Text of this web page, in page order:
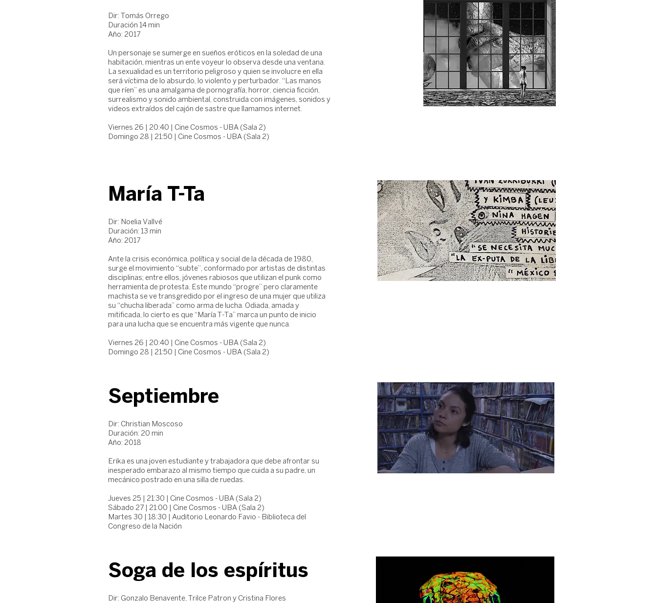
Dir: Tomás Orrego
Duración 14 min
Año: 2017
Un personaje se sumerge en sueños eróticos en la soledad de una
habitación, mientras un ente voyeur lo observa desde una ventana.
La sexualidad es un territorio peligroso y quien se involucre en ella
será víctima de lo absurdo, lo violento y perturbador. “Las manos
que ríen” es una amalgama de pornografía, horror, ciencia ficción,
surrealismo y sonido ambiental, construida con imágenes, sonidos y
videos extraídos del cajón de sastre que llamamos internet.
Viernes 26 | 20:40 | Cine Cosmos - UBA (Sala 2)
Domingo 28 | 21:50 | Cine Cosmos - UBA (Sala 2)
María T-Ta
Dir: Noelia Vallvé
Duración: 13 min
Año: 2017
Ante la crisis económica, política y social de la década de 1980,
surge el movimiento “subte”, conformado por artistas de distintas
disciplinas; entre ellos, jóvenes rabiosos que utilizan el punk como
herramienta de protesta. Este mundo “progre” pero claramente
machista se ve transgredido por el ingreso de una mujer que utiliza
su “chucha liberada” como arma de lucha. Odiada, amada y
mitificada, lo cierto es que “María T-Ta” marca un punto de inicio
para una lucha que se encuentra más vigente que nunca.
Viernes 26 | 20:40 | Cine Cosmos - UBA (Sala 2)
Domingo 28 | 21:50 | Cine Cosmos - UBA (Sala 2)
Septiembre
Dir: Christian Moscoso
Duración: 20 min
Año: 2018
Erika es una joven estudiante y trabajadora que debe afrontar su
inesperado embarazo al mismo tiempo que cuida a su padre, un
mecánico postrado en una silla de ruedas.
Jueves 25 | 21:30 | Cine Cosmos - UBA (Sala 2)
Sábado 27 | 21:00 | Cine Cosmos - UBA (Sala 2)
Martes 30 | 18:30 | Auditorio Leonardo Favio - Biblioteca del
Congreso de la Nación
Soga de los espíritus
Dir: Gonzalo Benavente, Trilce Patron y Cristina Flores